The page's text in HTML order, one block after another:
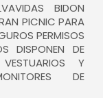
BIDON
PICNIC PARA
PERMISOS
DISPONEN DE
Y
DE